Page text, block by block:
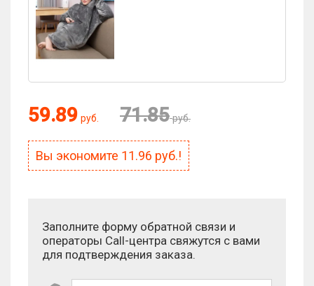
59.89 руб. 71.85 руб.
Вы экономите 11.96 руб.!
Заполните форму обратной связи и
операторы Call-центра свяжутся с вами
для подтверждения заказа.